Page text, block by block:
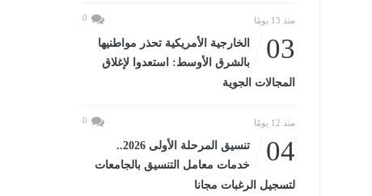
منذ 13 يومًا 0
03
الخارجية الأمريكية تحذر مواطنيها
بالشرق الأوسط: استعدوا لإغلاق
المجالات الجوية
منذ 12 يومًا 0
04
تنسيق المرحلة الأولى 2026..
خدمات معامل التنسيق بالجامعات
لتسجيل الرغبات مجانا